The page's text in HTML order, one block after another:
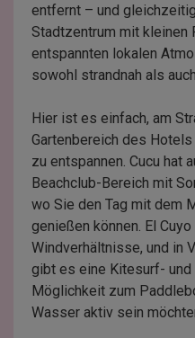
entfernt – und
Stadtzentrum mit kleinen
entspannten lokalen
sowohl strandnah als
Hier ist es einfach, am
Gartenbereich des
zu entspannen. Cucu hat
Beachclub-Bereich mit
wo Sie den Tag mit dem
genießen können. El
Windverhältnisse, und in
gibt es eine Kitesurf-
Möglichkeit zum
Wasser aktiv sein